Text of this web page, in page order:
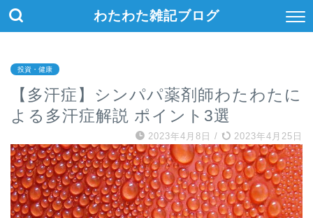
わたわた雑記ブログ
投資・健康
【多汗症】シンパパ薬剤師わたわたに
よる多汗症解説 ポイント3選
2023年4月8日 / 2023年4月25日